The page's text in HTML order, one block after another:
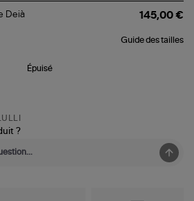
Deià 145,00 €
Guide des tailles
Épuisé
?